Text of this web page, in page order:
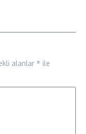
alanlar * ile